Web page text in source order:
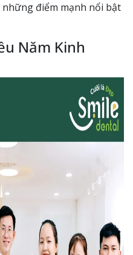
những điểm mạnh nổi bật
Năm Kinh